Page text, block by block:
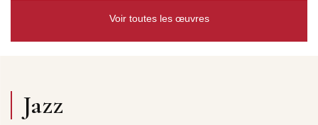
Voir toutes les œuvres
Jazz